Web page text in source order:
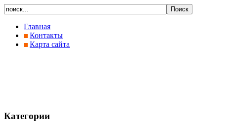
Главная
Контакты
Карта сайта
Категории